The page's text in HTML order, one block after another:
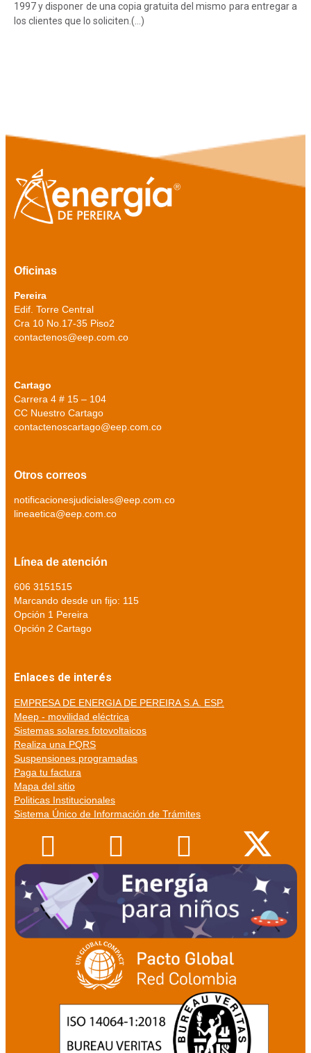
1997 y disponer de una copia gratuita del mismo para entregar a
los clientes que lo soliciten.(…)
Oficinas
Pereira
Edif. Torre Central
Cra 10 No.17-35 Piso2
contactenos@eep.com.co
Cartago
Carrera 4 # 15 – 104
CC Nuestro Cartago
contactenoscartago@eep.com.co
Otros correos
notificacionesjudiciales@eep.com.co
lineaetica@eep.com.co
Línea de atención
606 3151515
Marcando desde un fijo: 115
Opción 1 Pereira
Opción 2 Cartago
Enlaces de interés
EMPRESA DE ENERGIA DE PEREIRA S.A. ESP.
Meep - movilidad eléctrica
Sistemas solares fotovoltaicos
Realiza una PQRS
Suspensiones programadas
Paga tu factura
Mapa del sitio
Politicas Institucionales
Sistema Único de Información de Trámites